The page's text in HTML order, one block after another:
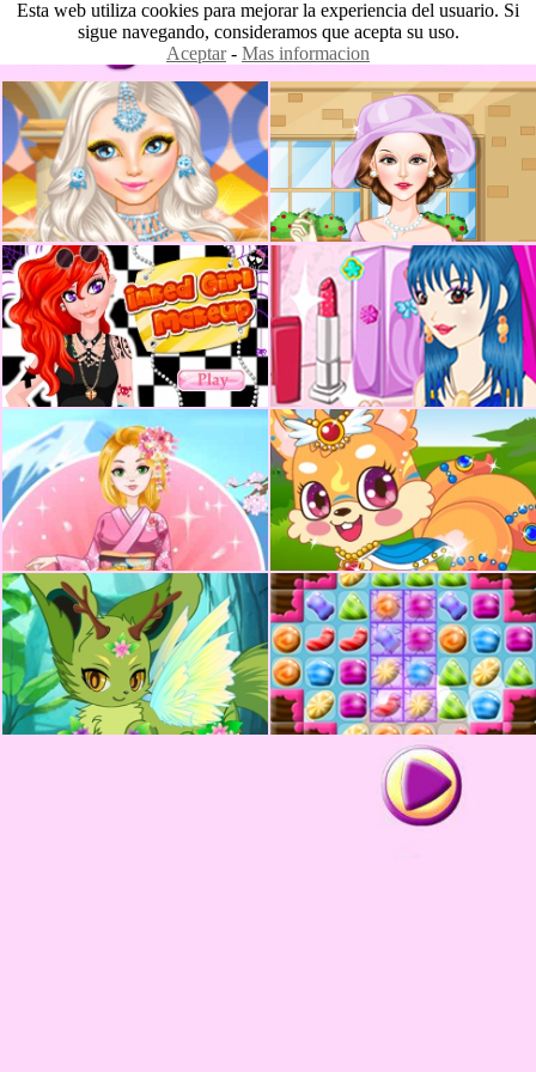
Esta web utiliza cookies para mejorar la experiencia del usuario. Si
sigue navegando, consideramos que acepta su uso.
Aceptar- Mas informacion